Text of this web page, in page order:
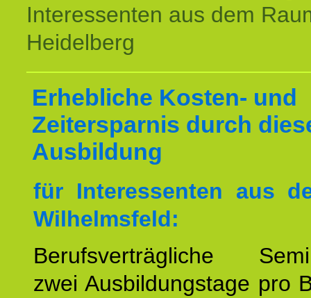
Interessenten aus dem
Heidelberg
Erhebliche Kosten- und
Zeitersparnis durch
Ausbildung
für Interessenten aus
Wilhelmsfeld:
Berufsverträgliche
zwei Ausbildungstage pro